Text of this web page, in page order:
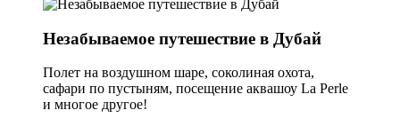
Незабываемое путешествие в Дубай
Полет на воздушном шаре, соколиная охота,
сафари по пустыням, посещение аквашоу La Perle
и многое другое!